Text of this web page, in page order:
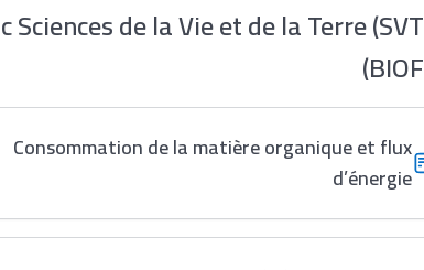
de la Vie et de la Terre
Consommation de la matière organique et flux
d’énergie